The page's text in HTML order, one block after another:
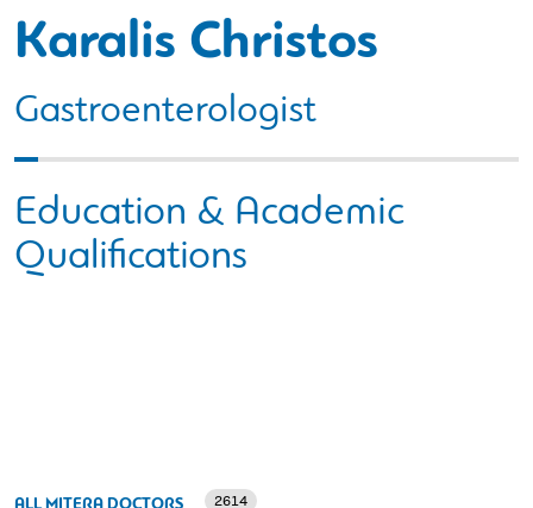
Karalis Christos
Gastroenterologist
Education & Academic
Qualifications
2614